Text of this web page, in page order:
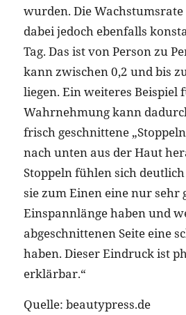
wurden. Die
dabei jedoch ebenfalls
Tag. Das ist von Person zu
kann zwischen 0,2 und bis
liegen. Ein weiteres Beispiel
Wahrnehmung kann
frisch geschnittene
nach unten aus der Haut
Stoppeln fühlen sich
sie zum Einen eine nur sehr
Einspannlänge haben und
abgeschnittenen Seite eine
haben. Dieser Eindruck ist
erklärbar.“
Quelle: beautypress.de